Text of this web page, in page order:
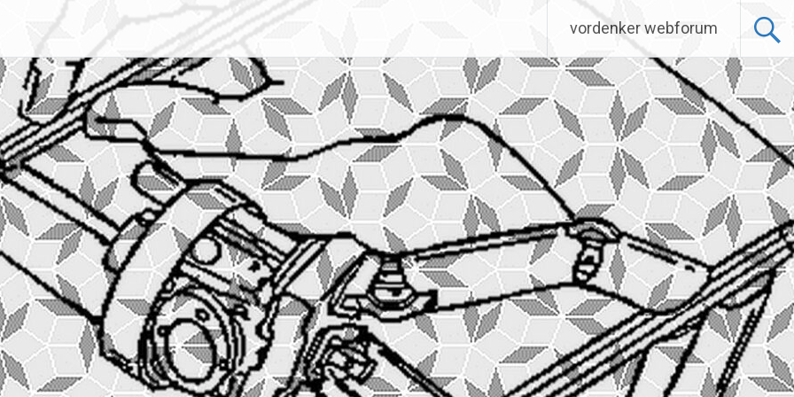
vordenker webforum